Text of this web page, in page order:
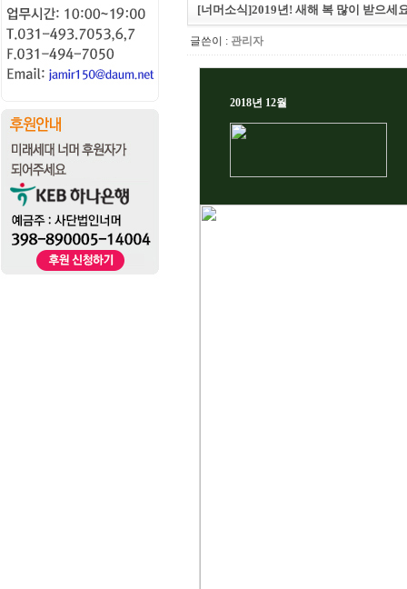
[너머소식]2019년! 새해 복 많이 받으세
글쓴이 : 관리자
2018년 12월